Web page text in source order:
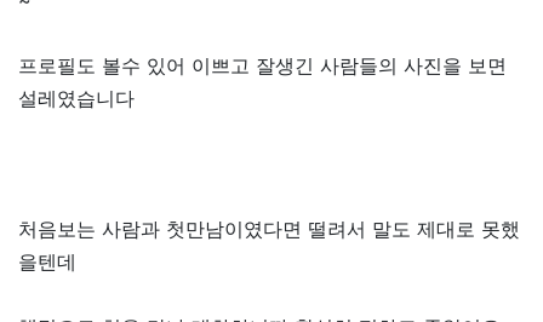
프로필도 볼수 있어 이쁘고 잘생긴 사람들의 사진을 보면
설레였습니다
처음보는 사람과 첫만남이였다면 떨려서 말도 제대로 못했
을텐데